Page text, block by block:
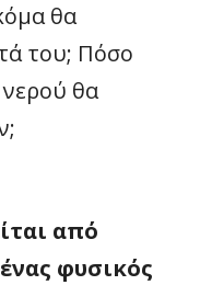
θα
του; Πόσο
θα
από
φυσικός